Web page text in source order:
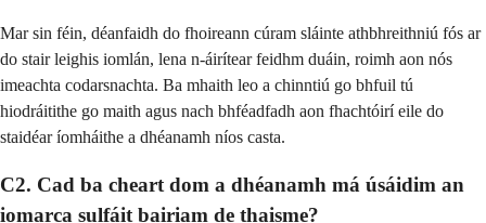
Mar sin féin, déanfaidh do fhoireann cúram sláinte athbhreithniú fós ar
do stair leighis iomlán, lena n-áirítear feidhm duáin, roimh aon nós
imeachta codarsnachta. Ba mhaith leo a chinntiú go bhfuil tú
hiodráitithe go maith agus nach bhféadfadh aon fhachtóirí eile do
staidéar íomháithe a dhéanamh níos casta.
C2. Cad ba cheart dom a dhéanamh má úsáidim an
iomarca sulfáit bairiam de thaisme?